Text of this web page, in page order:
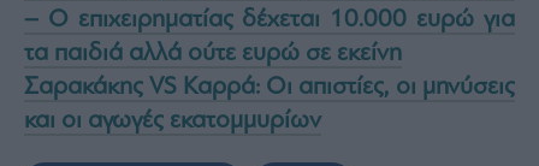
– Ο επιχειρηματίας δέχεται 10.000 ευρώ για
τα παιδιά αλλά ούτε ευρώ σε εκείνη
Σαρακάκης VS Καρρά: Οι απιστίες, οι μηνύσεις
και οι αγωγές εκατομμυρίων